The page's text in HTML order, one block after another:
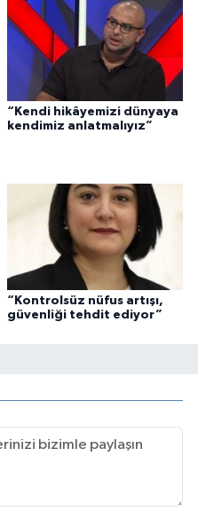
“Kendi hikâyemizi dünyaya
kendimiz anlatmalıyız”
“Kontrolsüz nüfus artışı,
güvenliği tehdit ediyor”